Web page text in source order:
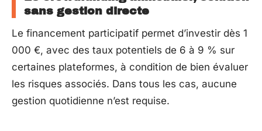
sans gestion directe
Le financement participatif permet d’investir dès 1
000 €, avec des taux potentiels de 6 à 9 % sur
certaines plateformes, à condition de bien évaluer
les risques associés. Dans tous les cas, aucune
gestion quotidienne n’est requise.